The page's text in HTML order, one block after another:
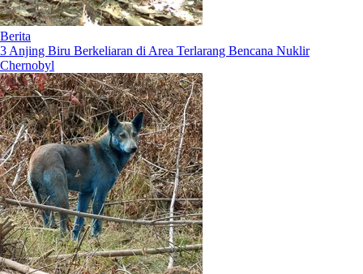
Berita
3 Anjing Biru Berkeliaran di Area Terlarang Bencana Nuklir
Chernobyl